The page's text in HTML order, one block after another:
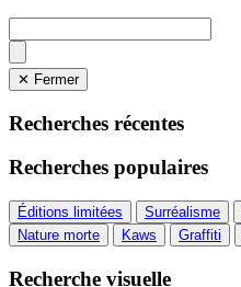
✕ Fermer
Recherches récentes
Recherches populaires
Éditions limitées Surréalisme
Nature morte
Kaws Graffiti
Recherche visuelle